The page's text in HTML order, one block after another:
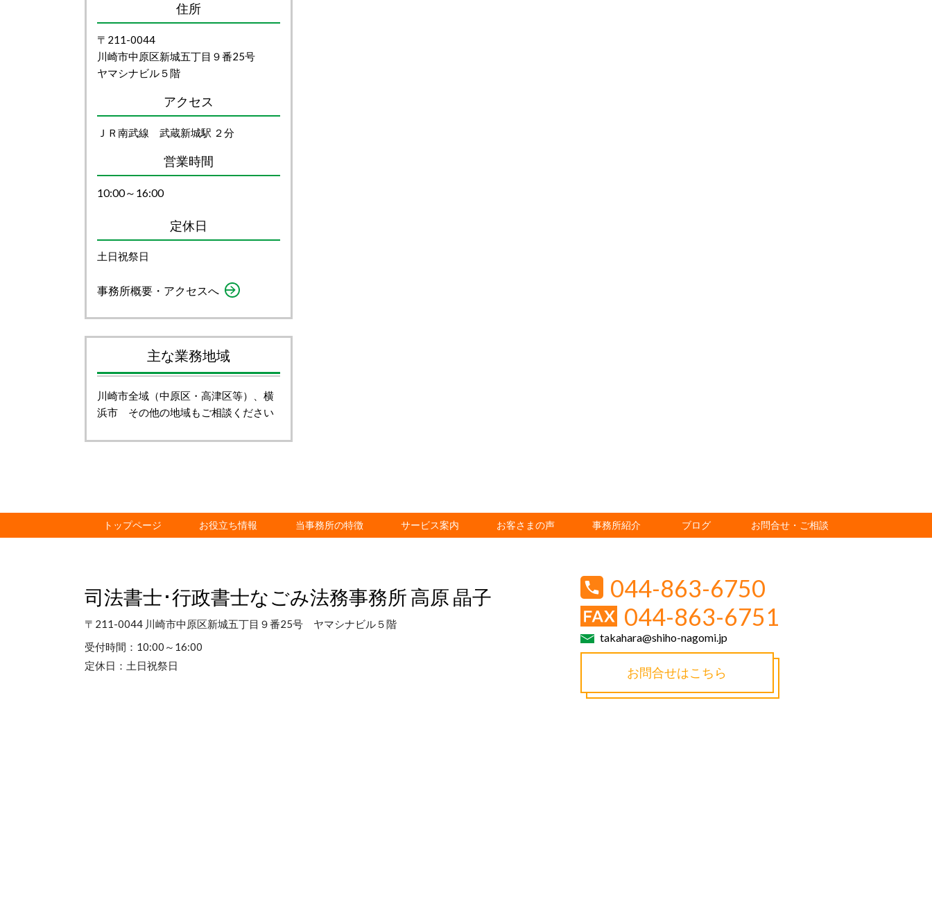
住所
〒211-0044
川崎市中原区新城五丁目９番25号
ヤマシナビル５階
アクセス
ＪＲ南武線 武蔵新城駅 ２分
営業時間
10:00～16:00
定休日
土日祝祭日
事務所概要・アクセスへ
主な業務地域
川崎市全域（中原区・高津区等）、横
浜市 その他の地域もご相談ください
トップページ お役立ち情報 当事務所の特徴 サービス案内 お客さまの声 事務所紹介 ブログ お問合せ・ご相談
司法書士･行政書士なごみ法務事務所 高原 晶子
〒211-0044 川崎市中原区新城五丁目９番25号 ヤマシナビル５階
受付時間： 10:00～16:00
定休日： 土日祝祭日
044-863-6750
044-863-6751
takahara@shiho-nagomi.jp
お問合せはこちら